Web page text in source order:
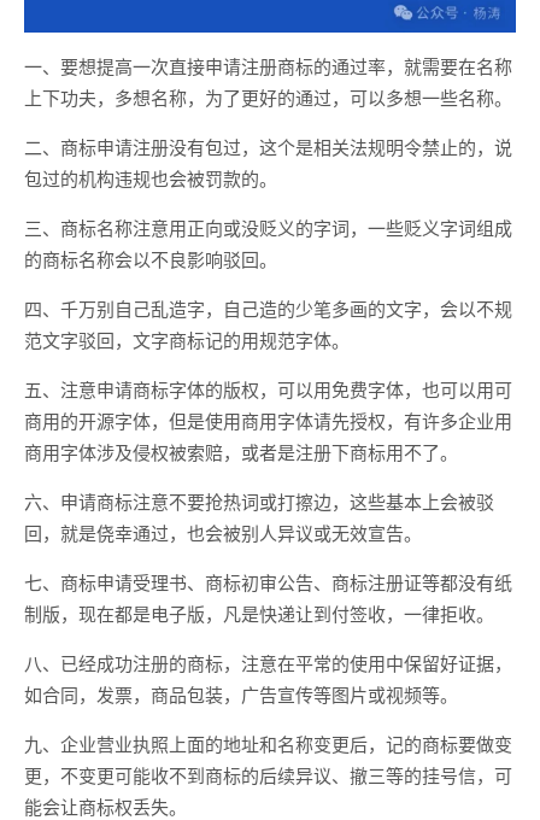
一、要想提高一次直接申请注册商标的通过率，就需要在名称
上下功夫，多想名称，为了更好的通过，可以多想一些名称。
二、商标申请注册没有包过，这个是相关法规明令禁止的，说
包过的机构违规也会被罚款的。
三、商标名称注意用正向或没贬义的字词，一些贬义字词组成
的商标名称会以不良影响驳回。
四、千万别自己乱造字，自己造的少笔多画的文字，会以不规
范文字驳回，文字商标记的用规范字体。
五、注意申请商标字体的版权，可以用免费字体，也可以用可
商用的开源字体，但是使用商用字体请先授权，有许多企业用
商用字体涉及侵权被索赔，或者是注册下商标用不了。
六、申请商标注意不要抢热词或打擦边，这些基本上会被驳
回，就是侥幸通过，也会被别人异议或无效宣告。
七、商标申请受理书、商标初审公告、商标注册证等都没有纸
制版，现在都是电子版，凡是快递让到付签收，一律拒收。
八、已经成功注册的商标，注意在平常的使用中保留好证据，
如合同，发票，商品包装，广告宣传等图片或视频等。
九、企业营业执照上面的地址和名称变更后，记的商标要做变
更，不变更可能收不到商标的后续异议、撤三等的挂号信，可
能会让商标权丢失。